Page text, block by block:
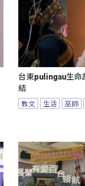
台東pulingau生命
結
教文 生活 巫師